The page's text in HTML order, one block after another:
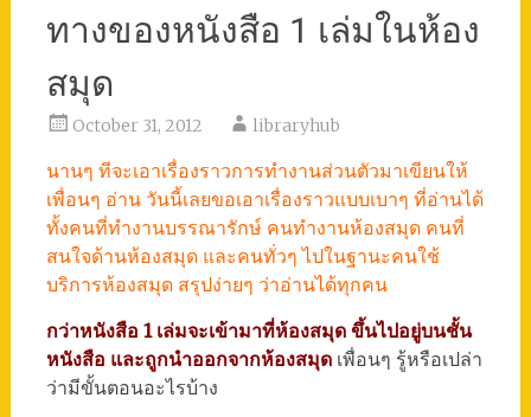
ทางของหนังสือ 1 เล่มในห้อง
สมุด
October 31, 2012 libraryhub
นานๆ ทีจะเอาเรื่องราวการทำงานส่วนตัวมาเขียนให้
เพื่อนๆ อ่าน วันนี้เลยขอเอาเรื่องราวแบบเบาๆ ที่อ่านได้
ทั้งคนที่ทำงานบรรณารักษ์ คนทำงานห้องสมุด คนที่
สนใจด้านห้องสมุด และคนทั่วๆ ไปในฐานะคนใช้
บริการห้องสมุด สรุปง่ายๆ ว่าอ่านได้ทุกคน
กว่าหนังสือ 1 เล่มจะเข้ามาที่ห้องสมุด ขึ้นไปอยู่บนชั้น
หนังสือ และถูกนำออกจากห้องสมุดเพื่อนๆ รู้หรือเปล่า
ว่ามีขั้นตอนอะไรบ้าง